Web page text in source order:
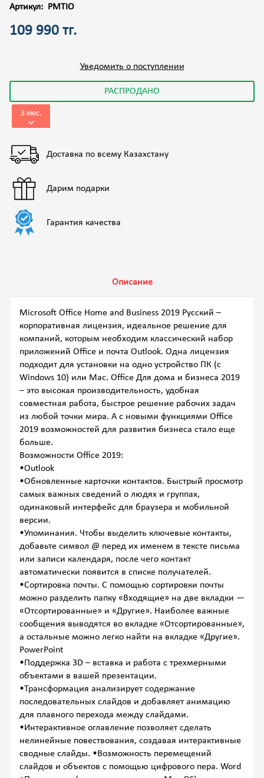
Артикул: PMTIO
109 990 тг.
Уведомить о поступлении
РАСПРОДАНО
3 мес.
Доставка по всему Казахстану
Дарим подарки
Гарантия качества
Описание
Microsoft Office Home and Business 2019 Русский –
корпоративная лицензия, идеальное решение для
компаний, которым необходим классический набор
приложений Office и почта Outlook. Одна лицензия
подходит для установки на одно устройство ПК (с
Windows 10) или Mac. Office Для дома и бизнеса 2019
– это высокая производительность, удобная
совместная работа, быстрое решение рабочих задач
из любой точки мира. А с новыми функциями Office
2019 возможностей для развития бизнеса стало еще
больше.
Возможности Office 2019:
•Outlook
•Обновленные карточки контактов. Быстрый просмотр
самых важных сведений о людях и группах,
одинаковый интерфейс для браузера и мобильной
версии.
•Упоминания. Чтобы выделить ключевые контакты,
добавьте символ @ перед их именем в тексте письма
или записи календаря, после чего контакт
автоматически появится в списке получателей.
•Сортировка почты. С помощью сортировки почты
можно разделить папку «Входящие» на две вкладки —
«Отсортированные» и «Другие». Наиболее важные
сообщения выводятся во вкладке «Отсортированные»,
а остальные можно легко найти на вкладке «Другие».
PowerPoint
•Поддержка 3D – вставка и работа с трехмерными
объектами в вашей презентации.
•Трансформация анализирует содержание
последовательных слайдов и добавляет анимацию
для плавного перехода между слайдами.
•Интерактивное оглавление позволяет сделать
нелинейные повествования, создавая интерактивные
сводные слайды. •Возможность перемещений
слайдов и объектов с помощью цифрового пера. Word